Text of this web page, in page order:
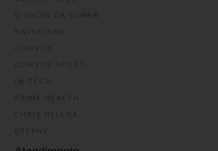
O SHOW DA LUNA®
SWISSLAND
CONVOY
CONVOY SPORT
IN-TECH
PRIME HEALTH
CHRIS HELENA
ETERNY